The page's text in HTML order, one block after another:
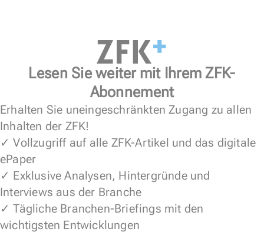
Lesen Sie weiter mit Ihrem ZFK-
Abonnement
Erhalten Sie uneingeschränkten Zugang zu allen
Inhalten der ZFK!
✓ Vollzugriff auf alle ZFK-Artikel und das digitale
ePaper
✓ Exklusive Analysen, Hintergründe und
Interviews aus der Branche
✓ Tägliche Branchen-Briefings mit den
wichtigsten Entwicklungen